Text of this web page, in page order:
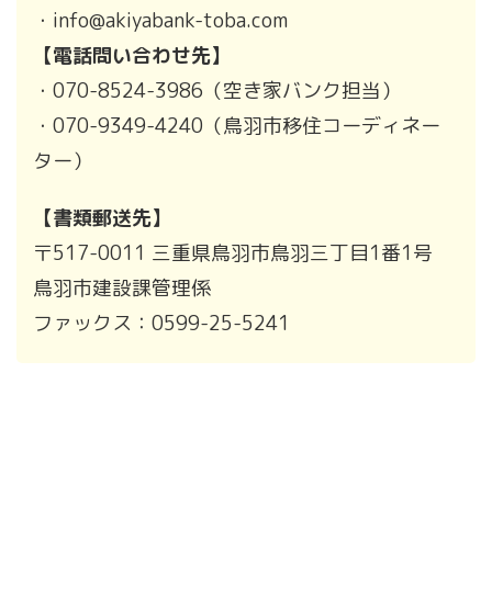
・info@akiyabank-toba.com
【電話問い合わせ先】
・070-8524-3986（空き家バンク担当）
・070-9349-4240（鳥羽市移住コーディネー
ター）
【書類郵送先】
〒517-0011 三重県鳥羽市鳥羽三丁目1番1号
鳥羽市建設課管理係
ファックス：0599-25-5241